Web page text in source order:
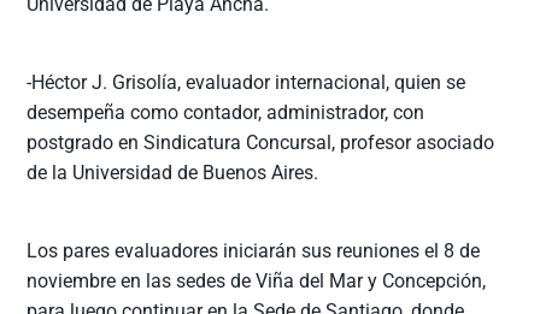
-Héctor J. Grisolía, evaluador internacional, quien se
desempeña como contador, administrador, con
postgrado en Sindicatura Concursal, profesor asociado
de la Universidad de Buenos Aires.
Los pares evaluadores iniciarán sus reuniones el 8 de
noviembre en las sedes de Viña del Mar y Concepción,